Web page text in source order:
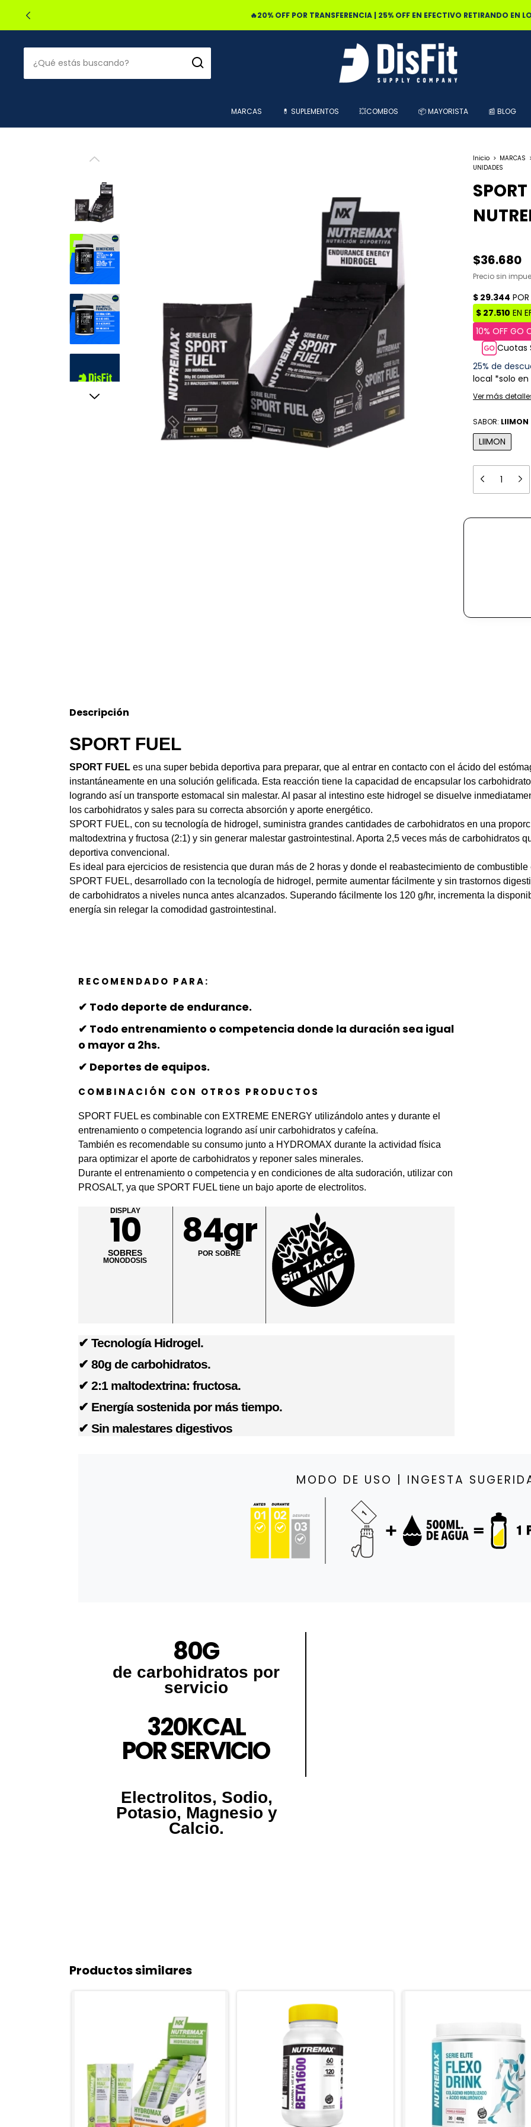
🔥20% OFF POR TRANSFERENCIA | 25% OFF EN EFECTIVO RETIRANDO EN
MARCAS 💊 SUPLEMENTOS 💥COMBOS 📦 MAYORISTA 📰 BLOG
Inicio > MARCAS
UNIDADES
$36.680
Precio sin
Cuotas
25% de
local *solo
Ver más
SABOR: LIIMON
LIIMON
Descripción
SPORT FUEL
SPORT FUEL es una super bebida deportiva para preparar, que al entrar en contacto con el ácido del
instantáneamente en una solución gelificada. Esta reacción tiene la capacidad de encapsular los
logrando así un transporte estomacal sin malestar. Al pasar al intestino este hidrogel se disuelve
los carbohidratos y sales para su correcta absorción y aporte energético.
SPORT FUEL, con su tecnología de hidrogel, suministra grandes cantidades de carbohidratos en una
maltodextrina y fructosa (2:1) y sin generar malestar gastrointestinal. Aporta 2,5 veces más de carbohidratos
deportiva convencional.
Es ideal para ejercicios de resistencia que duran más de 2 horas y donde el reabastecimiento de combustible
SPORT FUEL, desarrollado con la tecnología de hidrogel, permite aumentar fácilmente y sin trastornos
de carbohidratos a niveles nunca antes alcanzados. Superando fácilmente los 120 g/hr, incrementa la
energía sin relegar la comodidad gastrointestinal.
RECOMENDADO PARA:
✔ Todo deporte de endurance.
✔ Todo entrenamiento o competencia donde la duración sea igual
o mayor a 2hs.
✔ Deportes de equipos.
COMBINACIÓN CON OTROS PRODUCTOS
SPORT FUEL es combinable con EXTREME ENERGY utilizándolo antes y durante el
entrenamiento o competencia logrando así unir carbohidratos y cafeína.
También es recomendable su consumo junto a HYDROMAX durante la actividad física
para optimizar el aporte de carbohidratos y reponer sales minerales.
Durante el entrenamiento o competencia y en condiciones de alta sudoración, utilizar con
PROSALT, ya que SPORT FUEL tiene un bajo aporte de electrolitos.
DISPLAY
10
SOBRES
MONODOSIS
84gr
POR SOBRE
✔ Tecnología Hidrogel.
✔ 80g de carbohidratos.
✔ 2:1 maltodextrina: fructosa.
✔ Energía sostenida por más tiempo.
✔ Sin malestares digestivos
MODO DE USO | INGESTA
80G
de carbohidratos por
servicio
320KCAL
POR SERVICIO
Electrolitos, Sodio,
Potasio, Magnesio y
Calcio.
Productos similares